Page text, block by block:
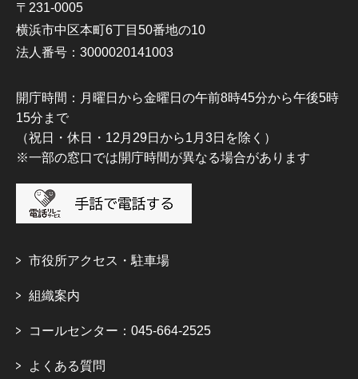
〒231-0005
横浜市中区本町6丁目50番地の10
法人番号：3000020141003
開庁時間：月曜日から金曜日の午前8時45分から午後5時
15分まで
（祝日・休日・12月29日から1月3日を除く）
※一部の窓口では開庁時間が異なる場合があります
市役所アクセス・駐車場
組織案内
コールセンター：045-664-2525
よくある質問